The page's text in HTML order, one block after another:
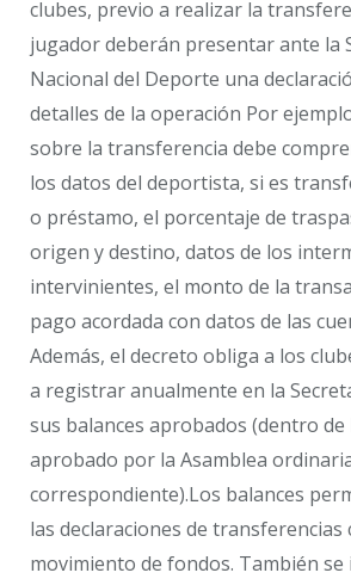
clubes, previo a realizar la
jugador deberán presentar ante la
Nacional del Deporte una
detalles de la operación Por
sobre la transferencia debe
los datos del deportista, si es
o préstamo, el porcentaje de
origen y destino, datos de los
intervinientes, el monto de la
pago acordada con datos de las
Además, el decreto obliga a los
a registrar anualmente en la
sus balances aprobados (dentro de
aprobado por la Asamblea
correspondiente).Los balances
las declaraciones de transferencias
movimiento de fondos. También se